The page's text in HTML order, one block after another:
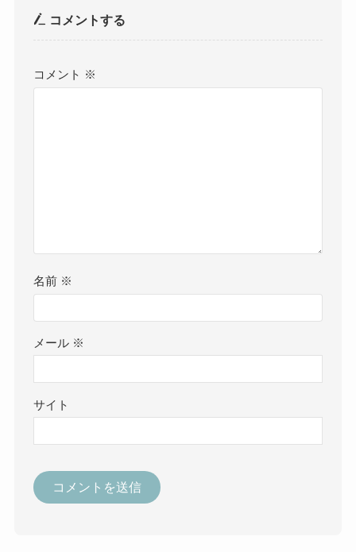
コメントする
コメント ※
名前 ※
メール ※
サイト